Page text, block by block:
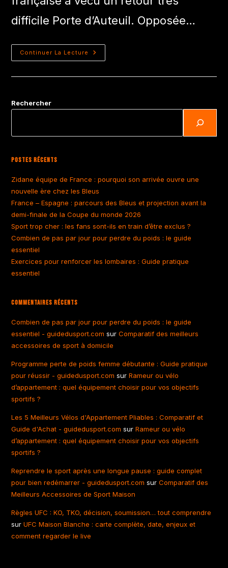
difficile Porte d’Auteuil. Opposée…
Continuer La Lecture
Rechercher
Postes Récents
Zidane équipe de France : pourquoi son arrivée ouvre une
nouvelle ère chez les Bleus
France – Espagne : parcours des Bleus et projection avant la
demi-finale de la Coupe du monde 2026
Sport trop cher : les fans sont-ils en train d’être exclus ?
Combien de pas par jour pour perdre du poids : le guide
essentiel
Exercices pour renforcer les lombaires : Guide pratique
essentiel
Commentaires Récents
Combien de pas par jour pour perdre du poids : le guide
essentiel - guidedusport.com surComparatif des meilleurs
accessoires de sport à domicile
Programme perte de poids femme débutante : Guide pratique
pour réussir - guidedusport.com surRameur ou vélo
d’appartement : quel équipement choisir pour vos objectifs
sportifs ?
Les 5 Meilleurs Vélos d'Appartement Pliables : Comparatif et
Guide d'Achat - guidedusport.com surRameur ou vélo
d’appartement : quel équipement choisir pour vos objectifs
sportifs ?
Reprendre le sport après une longue pause : guide complet
pour bien redémarrer - guidedusport.com surComparatif des
Meilleurs Accessoires de Sport Maison
Règles UFC : KO, TKO, décision, soumission… tout comprendre
surUFC Maison Blanche : carte complète, date, enjeux et
comment regarder le live